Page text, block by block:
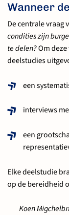
Wanneer
De centrale vraag
condities zijn
te delen?Om
deelstudies
een
interviews
een
Elke deelstudie
op de bereidheid
Koen